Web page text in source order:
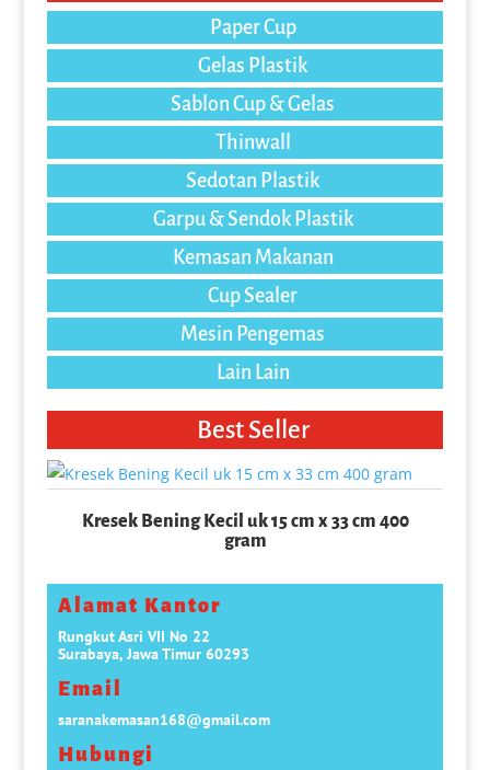
Paper Cup
Gelas Plastik
Sablon Cup & Gelas
Thinwall
Sedotan Plastik
Garpu & Sendok Plastik
Kemasan Makanan
Cup Sealer
Mesin Pengemas
Lain Lain
Best Seller
Kresek Bening Kecil uk 15 cm x 33 cm 400
gram
Alamat Kantor
Rungkut Asri VII No 22
Surabaya, Jawa Timur 60293
Email
saranakemasan168@gmail.com
Hubungi